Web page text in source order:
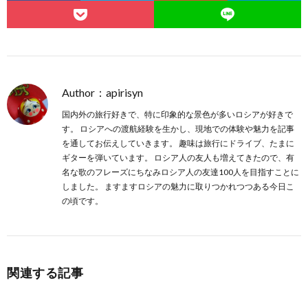
Author：apirisyn
国内外の旅行好きで、特に印象的な景色が多いロシアが好きで
す。 ロシアへの渡航経験を生かし、現地での体験や魅力を記事
を通してお伝えしていきます。 趣味は旅行にドライブ、たまに
ギターを弾いています。 ロシア人の友人も増えてきたので、有
名な歌のフレーズにちなみロシア人の友達100人を目指すことに
しました。 ますますロシアの魅力に取りつかれつつある今日こ
の頃です。
関連する記事